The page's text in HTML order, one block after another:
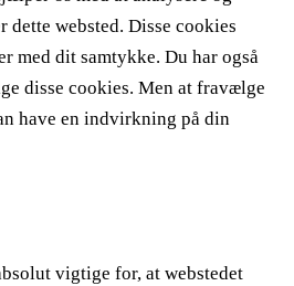
dette websted. Disse cookies
med dit samtykke. Du har også
disse cookies. Men at fravælge
have en indvirkning på din
vigtige for, at webstedet